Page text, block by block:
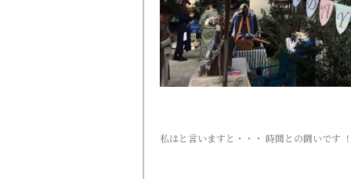
私はと言いますと・・・ 時間との闘いです